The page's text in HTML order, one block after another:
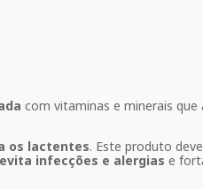
com vitaminas e minerais que
os lactentes. Este produto
infecções e alergias e